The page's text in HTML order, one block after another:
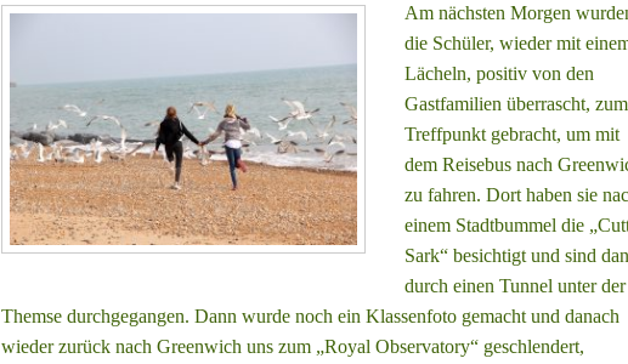
Am nächsten Morgen
die Schüler, wieder mit
Lächeln, positiv von den
Gastfamilien überrascht, zum
Treffpunkt gebracht, um mit
dem Reisebus nach
zu fahren. Dort haben sie
einem Stadtbummel die
Sark“ besichtigt und sind
durch einen Tunnel unter der
Themse durchgegangen. Dann wurde noch ein Klassenfoto gemacht und danach
wieder zurück nach Greenwich uns zum „Royal Observatory“ geschlendert,